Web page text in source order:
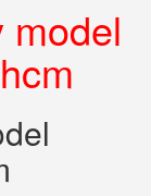
model